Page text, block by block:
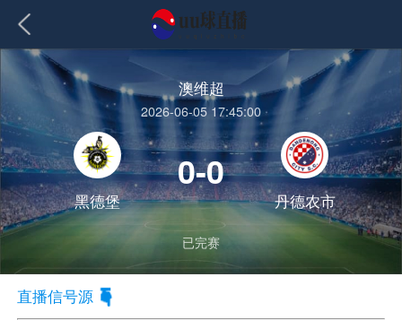
澳维超
2026-06-05 17:45:00
黑德堡
0-0
丹德农市
已完赛
直播信号源